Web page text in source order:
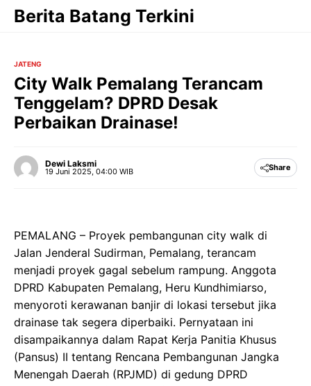
Langsung
Berita Batang Terkini
JATENG
City Walk Pemalang Terancam
Tenggelam? DPRD Desak
Perbaikan Drainase!
Dewi Laksmi
19 Juni 2025, 04:00 WIB Share
PEMALANG – Proyek pembangunan city walk di
Jalan Jenderal Sudirman, Pemalang, terancam
menjadi proyek gagal sebelum rampung. Anggota
DPRD Kabupaten Pemalang, Heru Kundhimiarso,
menyoroti kerawanan banjir di lokasi tersebut jika
drainase tak segera diperbaiki. Pernyataan ini
disampaikannya dalam Rapat Kerja Panitia Khusus
(Pansus) II tentang Rencana Pembangunan Jangka
Menengah Daerah (RPJMD) di gedung DPRD